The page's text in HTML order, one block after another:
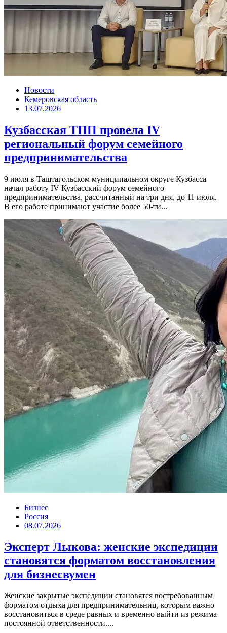
Новости
Кемеровская область
13.07.2026
Кузбасская ТПП провела IV
региональный форум семейного
предпринимательства
9 июля в Таштагольском муниципальном округе Кузбасса
начал работу IV Кузбасский форум семейного
предпринимательства, рассчитанный на три дня, до 11 июля.
В его работе принимают участие более 50-ти...
Бизнес
Россия
08.07.2026
Эксперт Лыкова: женские экспедиции
становятся форматом восстановления
для бизнесвумен
Женские закрытые экспедиции становятся востребованным
форматом отдыха для предпринимательниц, которым важно
восстановиться в среде равных и временно выйти из режима
постоянной ответственности....